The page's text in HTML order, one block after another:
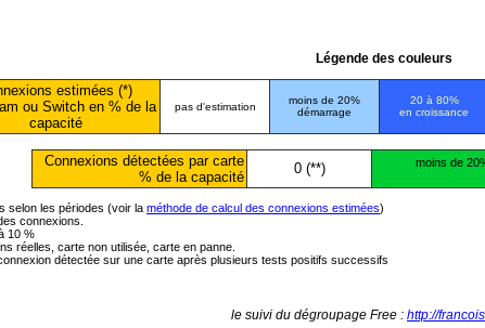
Légende des couleurs
estimées (*)
ou Switch en % de la
capacité
pas d'estimation
moins de 20%
démarrage
20 à 80%
en croissance
Connexions détectées par carte
% de la capacité
0 (**) moins de
selon les périodes (voir la méthode de calcul des connexions estimées)
connexions.
10 %
réelles, carte non utilisée, carte en panne.
détectée sur une carte après plusieurs tests positifs successifs
le suivi du dégroupage Free : http://